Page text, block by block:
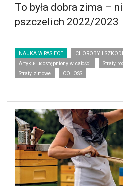
To była dobra zima –
pszczelich 2022/2023
NAUKA W PASIECE
CHOROBY I
Artykuł udostępniony w całości
Straty
Straty zimowe
COLOSS